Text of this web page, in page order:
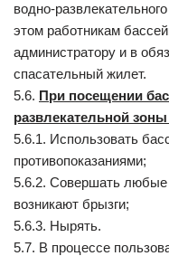
водно-
этом работникам
администратору и в
спасательный жилет.
5.6. При посещении
развлекательной
5.6.1. Использовать
противопоказаниями;
5.6.2. Совершать любые
возникают брызги;
5.6.3. Нырять.
5.7. В процессе